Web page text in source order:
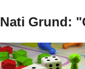
Nati Grund: